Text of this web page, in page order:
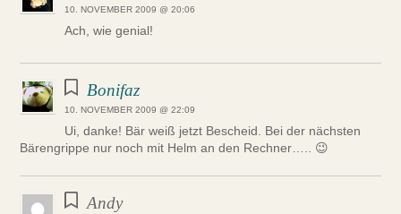
10. NOVEMBER 2009 @ 20:06
Ach, wie genial!
Bonifaz
10. NOVEMBER 2009 @ 22:09
Ui, danke! Bär weiß jetzt Bescheid. Bei der nächsten
Bärengrippe nur noch mit Helm an den Rechner….. 😉
Andy